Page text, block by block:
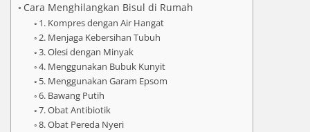
Cara Menghilangkan Bisul di Rumah
1. Kompres dengan Air Hangat
2. Menjaga Kebersihan Tubuh
3. Olesi dengan Minyak
4. Menggunakan Bubuk Kunyit
5. Menggunakan Garam Epsom
6. Bawang Putih
7. Obat Antibiotik
8. Obat Pereda Nyeri